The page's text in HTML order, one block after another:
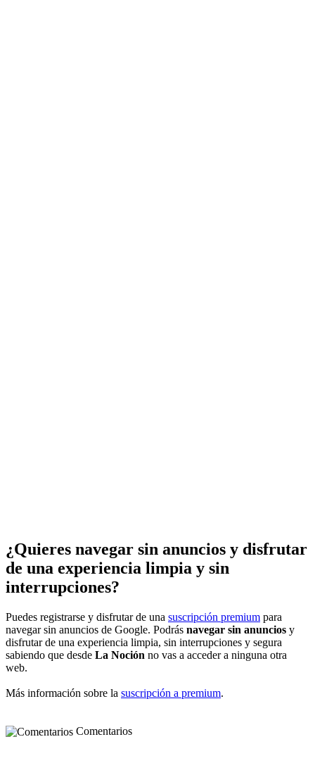
¿Quieres navegar sin anuncios y disfrutar
de una experiencia limpia y sin
interrupciones?
Puedes registrarse y disfrutar de una suscripción premium para
navegar sin anuncios de Google. Podrás navegar sin anuncios y
disfrutar de una experiencia limpia, sin interrupciones y segura
sabiendo que desde La Noción no vas a acceder a ninguna otra
web.
Más información sobre la suscripción a premium.
Comentarios